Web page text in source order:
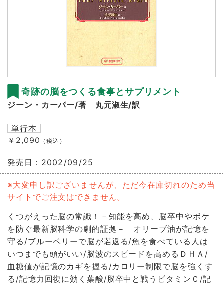
奇跡の脳をつくる食事とサプリメント
ジーン・カーパー/著 丸元淑生/訳
単行本
￥2,090 （税込）
発売日： 2002/09/25
※大変申し訳ございませんが、ただ今在庫切れのため当
サイトでご注文はできません。
くつがえった脳の常識！－知能を高め、脳卒中やボケ
を防ぐ最新脳科学の劇的証拠－ オリーブ油が記憶を
守る/ブルーベリーで脳が若返る/魚を食べている人は
いつまでも頭がいい/脳波のスピードを高めるＤＨＡ/
血糖値が記憶のカギを握る/カロリー制限で脳を強くす
る/記憶力回復に効く葉酸/脳卒中と戦うビタミンＣ/記